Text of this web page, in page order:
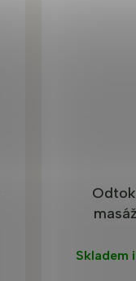
Skladem